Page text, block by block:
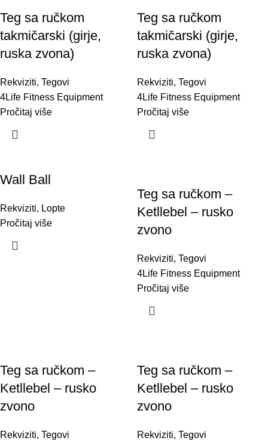
Teg sa ručkom
takmičarski (girje,
ruska zvona)
Rekviziti, Tegovi
4Life Fitness Equipment
Pročitaj više
Teg sa ručkom
takmičarski (girje,
ruska zvona)
Rekviziti, Tegovi
4Life Fitness Equipment
Pročitaj više
Wall Ball
Rekviziti, Lopte
Pročitaj više
Teg sa ručkom –
Ketllebel – rusko
zvono
Rekviziti, Tegovi
4Life Fitness Equipment
Pročitaj više
Teg sa ručkom –
Ketllebel – rusko
zvono
Rekviziti, Tegovi
Teg sa ručkom –
Ketllebel – rusko
zvono
Rekviziti, Tegovi